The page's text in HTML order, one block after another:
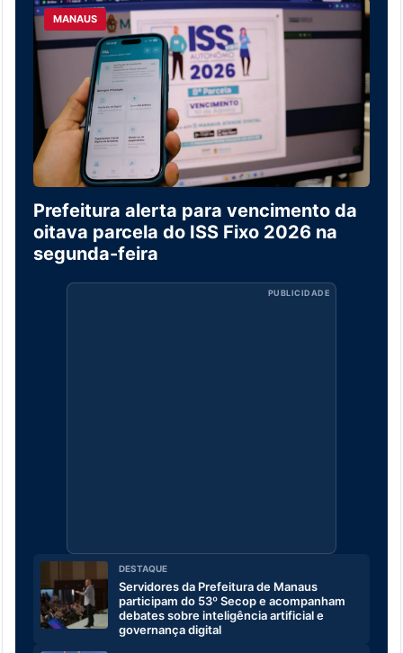
MANAUS
Prefeitura alerta para vencimento da
oitava parcela do ISS Fixo 2026 na
segunda-feira
PUBLICIDADE
DESTAQUE
Servidores da Prefeitura de Manaus
participam do 53º Secop e acompanham
debates sobre inteligência artificial e
governança digital